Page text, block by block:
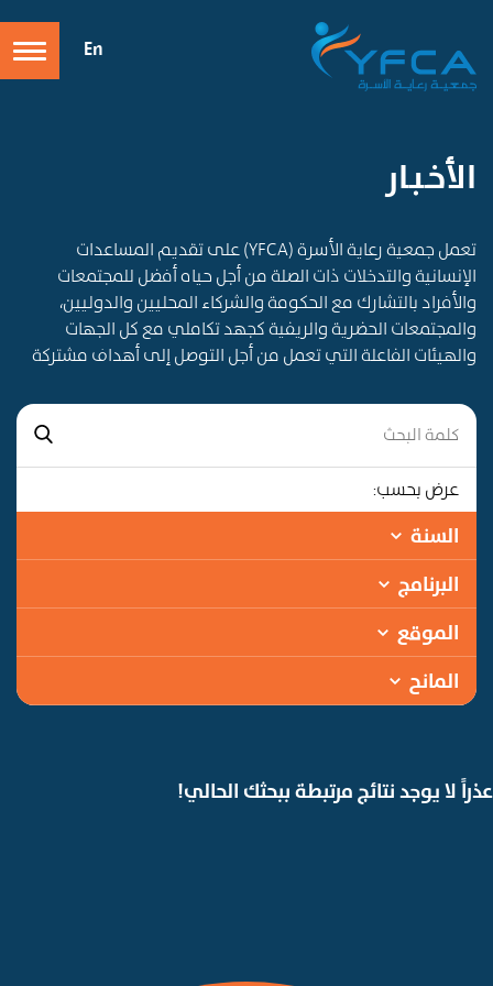
En
الأخـبـار
تعمل جمعية رعاية الأسرة (YFCA) على تقديم المساعدات
الإنسانية والتدخلات ذات الصلة من أجل حياه أفضل للمجتمعات
والأفراد بالتشارك مع الحكومة والشركاء المحليين والدوليين،
والمجتمعات الحضرية والريفية كجهد تكاملي مع كل الجهات
والهيئات الفاعلة التي تعمل من أجل التوصل إلى أهداف مشتركة
عرض بحسب:
السنة
البرنامج
الموقع
المانح
عذراً لا يوجد نتائج مرتبطة ببحثك الحالي!